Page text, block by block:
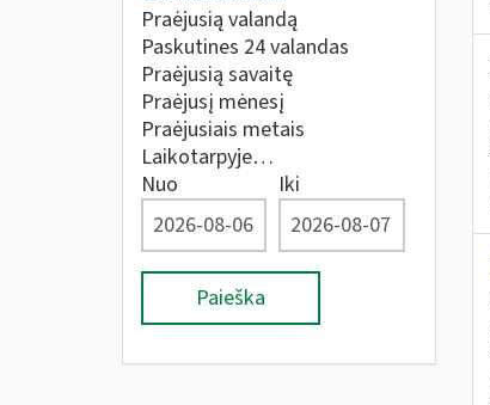
Praėjusią valandą
Paskutines 24 valandas
Praėjusią savaitę
Praėjusį mėnesį
Praėjusiais metais
Laikotarpyje…
Nuo
Iki
Paieška